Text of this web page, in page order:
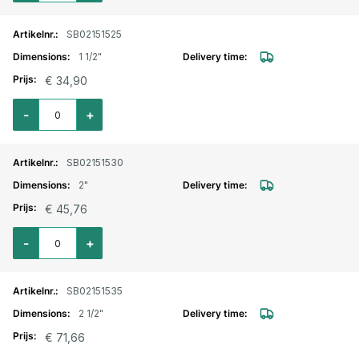
SB02151525
1 1/2"
€ 34,90
Aantal voor Kamlok RVS MAN-deel met buitendraad 1 1/2" type F
+
-
SB02151530
2"
€ 45,76
Aantal voor Kamlok RVS MAN-deel met buitendraad 2" type F
+
-
SB02151535
2 1/2"
€ 71,66